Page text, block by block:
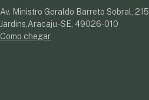
Av. Ministro Geraldo Barreto Sobral, 215
Jardins,Aracaju - SE, 49026-010
Como chegar